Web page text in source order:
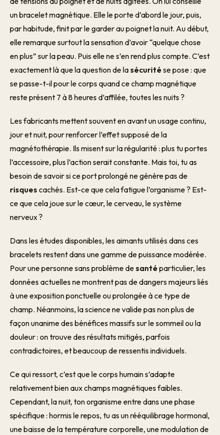
un bracelet magnétique. Elle le porte d’abord le jour, puis,
par habitude, finit par le garder au poignet la nuit. Au début,
elle remarque surtout la sensation d’avoir “quelque chose
en plus” sur la peau. Puis elle ne s’en rend plus compte. C’est
exactement là que la question de lasécurité se pose : que
se passe-t-il pour le corps quand ce champ magnétique
reste présent 7 à 8 heures d’affilée, toutes les nuits ?
Les fabricants mettent souvent en avant un usage continu,
jour et nuit, pour renforcer l’effet supposé de la
magnétothérapie. Ils misent sur la régularité : plus tu portes
l’accessoire, plus l’action serait constante. Mais toi, tu as
besoin de savoir si ce port prolongé ne génère pas de
risques cachés. Est-ce que cela fatigue l’organisme ? Est-
ce que cela joue sur le cœur, le cerveau, le système
nerveux ?
Dans les études disponibles, les aimants utilisés dans ces
bracelets restent dans une gamme de puissance modérée.
Pour une personne sans problème desanté particulier, les
données actuelles ne montrent pas de dangers majeurs liés
à une exposition ponctuelle ou prolongée à ce type de
champ. Néanmoins, la science ne valide pas non plus de
façon unanime des bénéfices massifs sur le sommeil ou la
douleur : on trouve des résultats mitigés, parfois
contradictoires, et beaucoup de ressentis individuels.
Ce qui ressort, c’est que le corps humain s’adapte
relativement bien aux champs magnétiques faibles.
Cependant, la nuit, ton organisme entre dans une phase
spécifique : hormis le repos, tu as un rééquilibrage hormonal,
une baisse de la température corporelle, une modulation de